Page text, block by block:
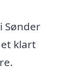
Sønder
klart